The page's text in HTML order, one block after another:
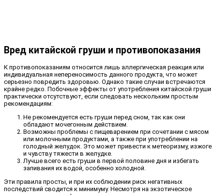
Вред китайской груши и противопоказания
К противопоказаниям относится лишь аллергическая реакция или
индивидуальная непереносимость данного продукта, что может
серьезно повредить здоровью. Однако такие случаи встречаются
крайне редко. Побочные эффекты от употребления китайской груши
практически отсутствуют, если следовать нескольким простым
рекомендациям:
Не рекомендуется есть груши перед сном, так как они
обладают мочегонным действием.
Возможны проблемы с пищеварением при сочетании с мясом
или молочными продуктами, а также при употреблении на
голодный желудок. Это может привести к метеоризму, изжоге
и чувству тяжести в желудке.
Лучше всего есть груши в первой половине дня и избегать
запивания их водой, особенно холодной.
Эти правила просты, и при их соблюдении риск негативных
последствий сводится к минимуму. Несмотря на экзотическое